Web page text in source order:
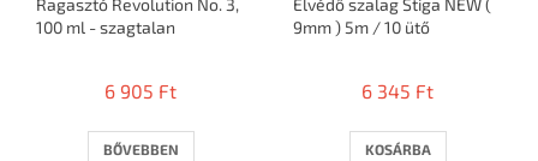
100 ml - szagtalan
6 905 Ft
BŐVEBBEN
9mm ) 5m / 10 ütő
6 345 Ft
KOSÁRBA